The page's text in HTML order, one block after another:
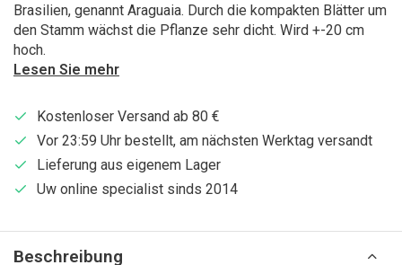
Brasilien, genannt Araguaia. Durch die kompakten Blätter um
den Stamm wächst die Pflanze sehr dicht. Wird +-20 cm
hoch.
Lesen Sie mehr
Kostenloser Versand ab 80 €
Vor 23:59 Uhr bestellt, am nächsten Werktag versandt
Lieferung aus eigenem Lager
Uw online specialist sinds 2014
Beschreibung